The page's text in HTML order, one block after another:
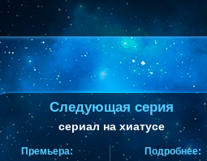
Следующая серия
сериал на хиатусе
Премьера:
Подробнее: